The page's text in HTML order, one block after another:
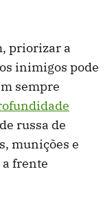
priorizar a
inimigos pode
sempre
russa de
munições e
frente